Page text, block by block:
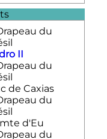
II
de Caxias
d'Eu